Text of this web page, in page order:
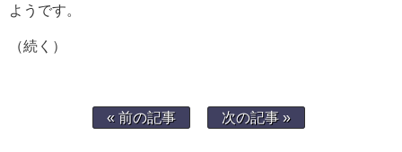
ようです。
（続く）
« 前の記事 次の記事 »